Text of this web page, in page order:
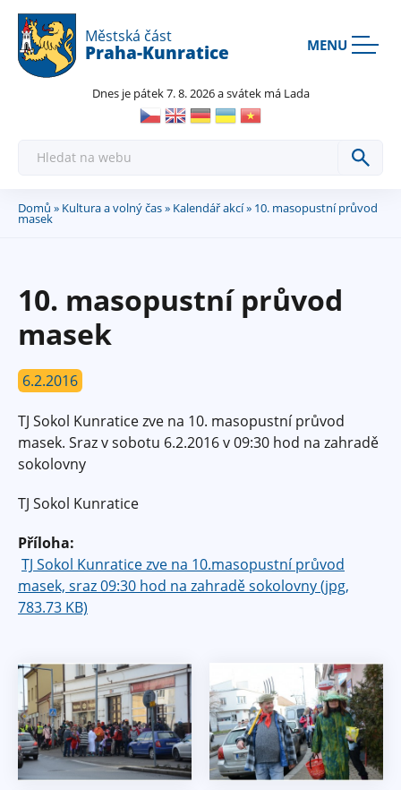
Městská část
Praha-Kunratice
Dnes je pátek 7. 8. 2026 a svátek má Lada
a
t
MENU
Jste
Domů » Kultura a volný čas» Kalendář akcí» 10. masopustní průvod
masek
10. masopustní průvod
masek
6.2.2016
TJ Sokol Kunratice zve na 10. masopustní průvod
masek. Sraz v sobotu 6.2.2016 v 09:30 hod na zahradě
sokolovny
TJ Sokol Kunratice
Příloha:
TJ Sokol Kunratice zve na 10.masopustní průvod
masek, sraz 09:30 hod na zahradě sokolovny (jpg,
783.73 KB)